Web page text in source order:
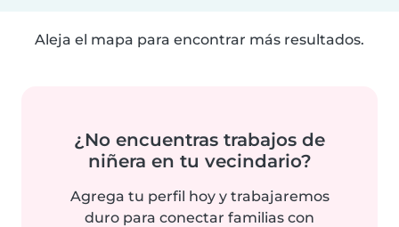
Aleja el mapa para encontrar más resultados.
¿No encuentras trabajos de
niñera en tu vecindario?
Agrega tu perfil hoy y trabajaremos
duro para conectar familias con